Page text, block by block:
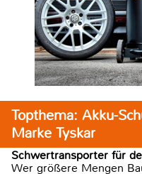
Topthema: Akku-
Marke Tyskar
Schwertransporter für
Wer größere Mengen